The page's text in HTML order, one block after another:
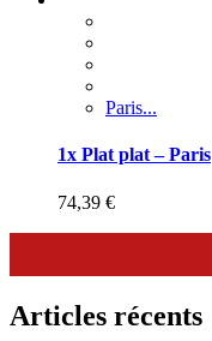
Paris...
1x Plat plat – Paris
74,39 €
Articles récents